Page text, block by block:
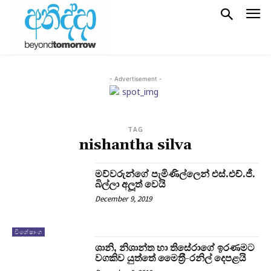
- Advertisement -
TAG
nishantha silva
විශේෂාංග
මව්වරුන්ගේ පැමිණිල්ලෙන් එස්.එච්.ජී.
බිල්ලා අලූත් වෙයි
December 9, 2019
ශානි, නිශාන්ත හා තිසේරාගේ ඉරණමට
වගකිව යුත්තේ මෛත‍්‍රී-රනිල් දෙපළයි